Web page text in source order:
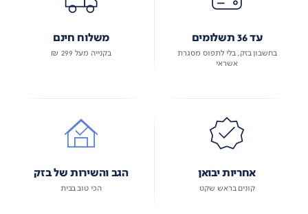
עד 36 תשלומים
בחשבון בזק, בלי לתפוס מסגרת
אשראי
משלוח חינם
בקנייה מעל 299 ₪
אחריות יבואן
קונים בראש שקט
הגב והשירות של בזק
הכי טוב בבית